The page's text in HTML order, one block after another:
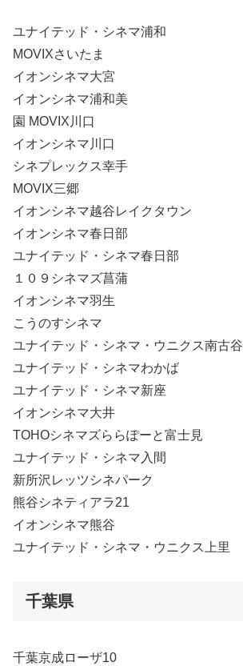
ユナイテッド・シネマ浦和
MOVIXさいたま
イオンシネマ大宮
イオンシネマ浦和美
園 MOVIX川口
イオンシネマ川口
シネプレックス幸手
MOVIX三郷
イオンシネマ越谷レイクタウン
イオンシネマ春日部
ユナイテッド・シネマ春日部
１０９シネマズ菖蒲
イオンシネマ羽生
こうのすシネマ
ユナイテッド・シネマ・ウニクス南古谷
ユナイテッド・シネマわかば
ユナイテッド・シネマ新座
イオンシネマ大井
TOHOシネマズららぽーと富士見
ユナイテッド・シネマ入間
新所沢レッツシネパーク
熊谷シネティアラ21
イオンシネマ熊谷
ユナイテッド・シネマ・ウニクス上里
千葉県
千葉京成ローザ10